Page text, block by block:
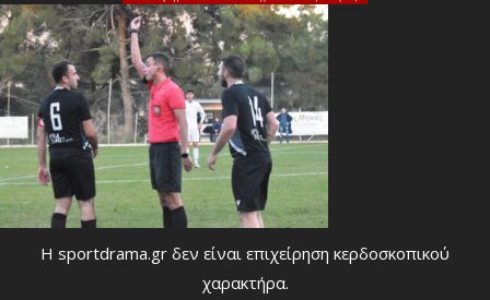
Η sportdrama.gr δεν είναι επιχείρηση κερδοσκοπικού
χαρακτήρα.